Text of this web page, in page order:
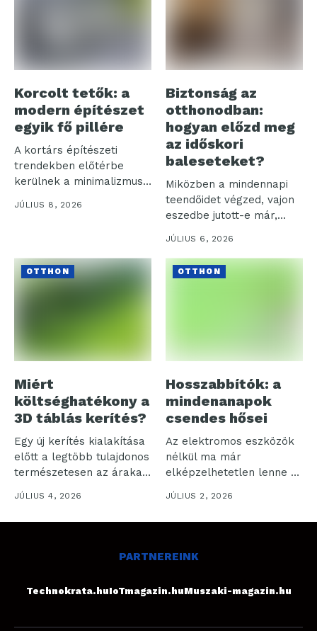
Korcolt tetők: a
modern építészet
egyik fő pillére
A kortárs építészeti
trendekben előtérbe
kerülnek a minimalizmus
és az egyszerűség által...
JÚLIUS 8, 2026
Biztonság az
otthonodban:
hogyan előzd meg
az időskori
baleseteket?
Miközben a mindennapi
teendőidet végzed, vajon
eszedbe jutott-e már,
hogy milyen sok...
JÚLIUS 6, 2026
OTTHON
Miért
költséghatékony a
3D táblás kerítés?
Egy új kerítés kialakítása
előtt a legtöbb tulajdonos
természetesen az árakat
kezdi...
JÚLIUS 4, 2026
OTTHON
Hosszabbítók: a
mindenanapok
csendes hősei
Az elektromos eszközök
nélkül ma már
elképzelhetetlen lenne a
mindennapi életünk.
Feltűnt...
JÚLIUS 2, 2026
PARTNEREINK
Technokrata.huIoTmagazin.huMuszaki-magazin.hu